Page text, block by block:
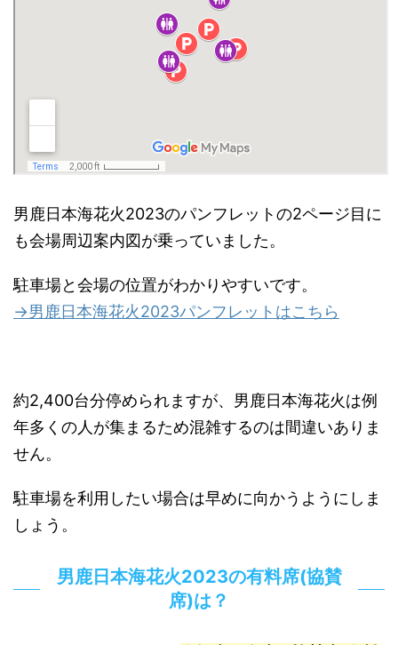
男鹿日本海花火2023のパンフレットの2ページ目に
も会場周辺案内図が乗っていました。
駐車場と会場の位置がわかりやすいです。
→男鹿日本海花火2023パンフレットはこちら
約2,400台分停められますが、男鹿日本海花火は例
年多くの人が集まるため混雑するのは間違いありま
せん。
駐車場を利用したい場合は早めに向かうようにしま
しょう。
男鹿日本海花火2023の有料席(協賛
席)は？